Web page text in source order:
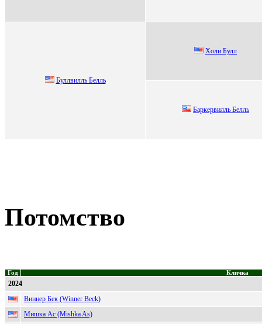
Буллвилль Бeлль
Хoли Булл
Баpкepвилль Бeлль
Потомство
Год Кличка
2024
Виннер Бек (Winner Beck)
Мишка Ас (Mishka As)